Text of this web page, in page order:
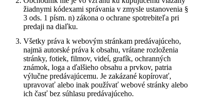
žiadnymi kódexami správania v zmysle ustanovenia §
3 ods. 1 písm. n) zákona o ochrane spotrebiteľa pri
predaji na diaľku.
Všetky práva k webovým stránkam predávajúceho,
najmä autorské práva k obsahu, vrátane rozloženia
stránky, fotiek, filmov, videí, grafík, ochranných
známok, loga a ďalšieho obsahu a prvkov, patria
výlučne predávajúcemu. Je zakázané kopírovať,
upravovať alebo inak používať webové stránky alebo
ich časť bez súhlasu predávajúceho.